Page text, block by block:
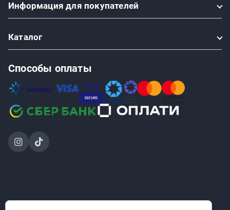
Информация для покупателей
Каталог
Способы оплаты